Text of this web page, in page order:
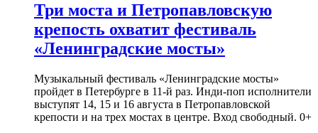
Три моста и Петропавловскую
крепость охватит фестиваль
«Ленинградские мосты»
Музыкальный фестиваль «Ленинградские мосты»
пройдет в Петербурге в 11-й раз. Инди-поп исполнители
выступят 14, 15 и 16 августа в Петропавловской
крепости и на трех мостах в центре. Вход свободный. 0+